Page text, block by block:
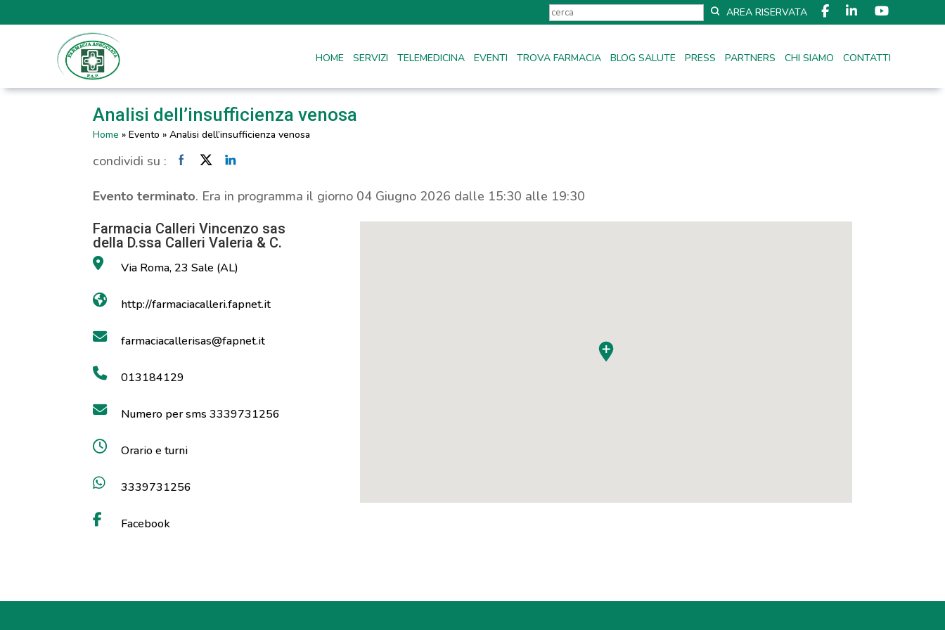
AREA RISERVATA
HOME SERVIZI TELEMEDICINA EVENTI TROVA FARMACIA BLOG SALUTE PRESS PARTNERS CHI SIAMO CONTATTI
Analisi dell’insufficienza venosa
Home » Evento » Analisi dell’insufficienza venosa
condividi su :
Evento terminato. Era in programma il giorno 04 Giugno 2026 dalle 15:30 alle 19:30
Farmacia Calleri Vincenzo sas
della D.ssa Calleri Valeria & C.
Via Roma, 23 Sale (AL)
http://farmaciacalleri.fapnet.it
farmaciacallerisas@fapnet.it
013184129
Numero per sms 3339731256
Orario e turni
3339731256
Facebook